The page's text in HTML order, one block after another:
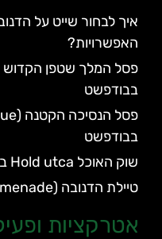
איך לבחור שייט על
האפשרויות?
בבודפשט
בבודפשט
שוק האוכל Hold utca בבודפשט
טיילת הדנובה (Danube Promenade)
אטרקציות